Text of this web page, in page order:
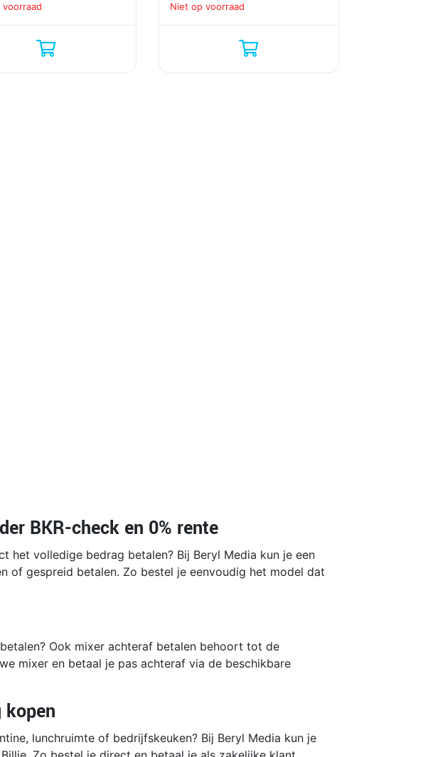
Niet op voorraad
BKR-check en 0% rente
het volledige bedrag betalen? Bij Beryl Media kun je een
of gespreid betalen. Zo bestel je eenvoudig het model dat
Ook mixer achteraf betalen behoort tot de
mixer en betaal je pas achteraf via de beschikbare
lunchruimte of bedrijfskeuken? Bij Beryl Media kun je